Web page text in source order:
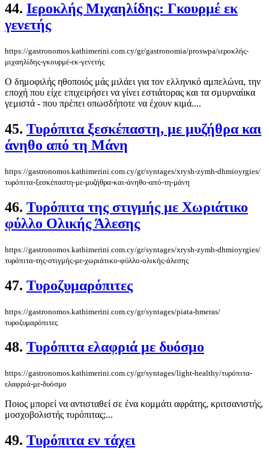
44. Ιεροκλής Μιχαηλίδης: Γκουρμέ εκ
γενετής
https://gastronomos.kathimerini.com.cy/gr/gastronomia/proswpa/ιεροκλής-
μιχαηλίδης-γκουρμέ-εκ-γενετής
Ο δημοφιλής ηθοποιός μάς μιλάει για τον ελληνικό αμπελώνα, την
εποχή που είχε επιχειρήσει να γίνει εστιάτορας και τα σμυρναίικα
γεμιστά - που πρέπει οπωσδήποτε να έχουν κιμά....
45. Τυρόπιτα ξεσκέπαστη, με μυζήθρα και
άνηθο από τη Μάνη
https://gastronomos.kathimerini.com.cy/gr/syntages/xrysh-zymh-dhmioyrgies/
τυρόπιτα-ξεσκέπαστη-με-μυζήθρα-και-άνηθο-από-τη-μάνη
46. Τυρόπιτα της στιγμής με Χωριάτικο
φύλλο Ολικής Άλεσης
https://gastronomos.kathimerini.com.cy/gr/syntages/xrysh-zymh-dhmioyrgies/
τυρόπιτα-της-στιγμής-με-χωριάτικο-φύλλο-ολικής-άλεσης
47. Τυροζυμαρόπιτες
https://gastronomos.kathimerini.com.cy/gr/syntages/piata-hmeras/
τυροζυμαρόπιτες
48. Τυρόπιτα ελαφριά με δυόσμο
https://gastronomos.kathimerini.com.cy/gr/syntages/light-healthy/τυρόπιτα-
ελαφριά-με-δυόσμο
Ποιος μπορεί να αντισταθεί σε ένα κομμάτι αφράτης, κριτσανιστής,
μοσχοβολιστής τυρόπιτας;...
49. Τυρόπιτα εν τάχει